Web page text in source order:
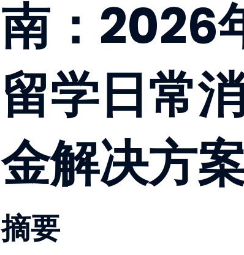
南：2026
留学日常
金解决方
摘要